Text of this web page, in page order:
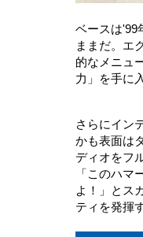
ベースは'99
ままだ。エ
的なメニュ
力」を手に
さらにイン
かも表面は
ディオをフ
「このハ
よ！」とス
ティを発揮